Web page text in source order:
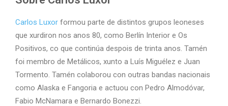
Carlos Luxor formou parte de distintos grupos leoneses
que xurdiron nos anos 80, como Berlín Interior e Os
Positivos, co que continúa despois de trinta anos. Tamén
foi membro de Metálicos, xunto a Luís Miguélez e Juan
Tormento. Tamén colaborou con outras bandas nacionais
como Alaska e Fangoria e actuou con Pedro Almodóvar,
Fabio McNamara e Bernardo Bonezzi.